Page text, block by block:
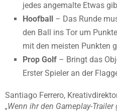
jedes angemalte Etwas
Hoofball
– Das Runde
den Ball ins Tor um
mit den meisten Punkten
Prop Golf – Bringt das
Erster Spieler an der
Santiago Ferrero,
„Wenn ihr den Gameplay-